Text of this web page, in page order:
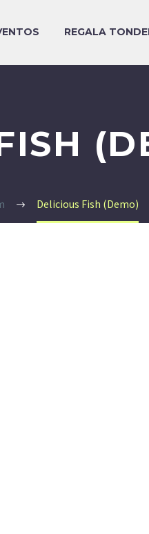
REGALA
Delicious Fish (Demo)